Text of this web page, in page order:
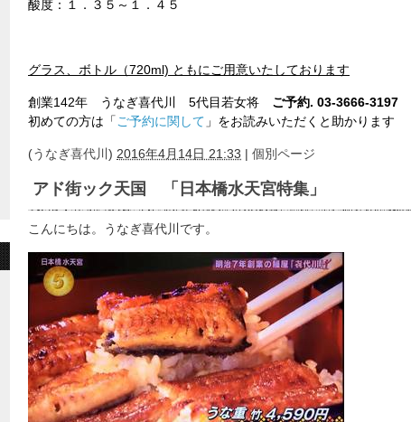
酸度：１．３５～１．４５
グラス、ボトル（720ml) ともにご用意いたしております
創業142年 うなぎ喜代川 5代目若女将 ご予約. 03-3666-3197
初めての方は「 ご予約に関して 」をお読みいただくと助かります
(うなぎ喜代川 ) 2016年4月14日 21:33 | 個別ページ
アド街ック天国 「日本橋水天宮特集」
こんにちは。うなぎ喜代川です。